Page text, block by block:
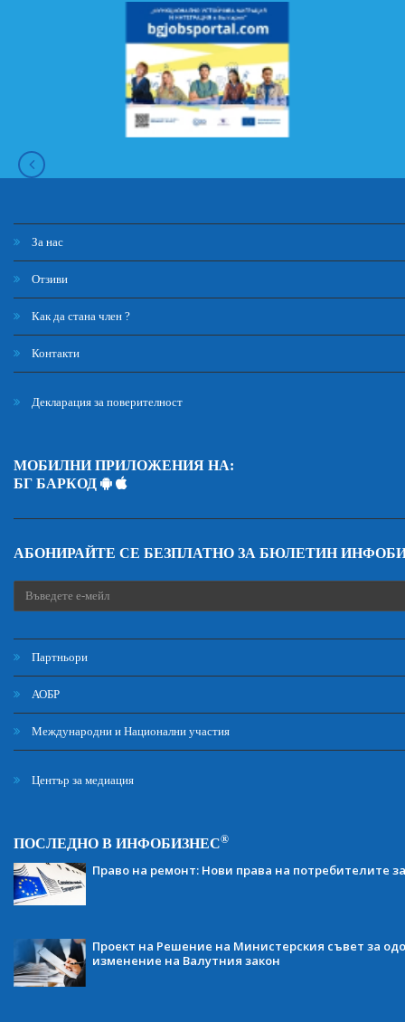
За нас
Отзиви
Как да стана член ?
Контакти
Декларация за поверителност
МОБИЛНИ ПРИЛОЖЕНИЯ НА:
БГ БАРКОД
АБОНИРАЙТЕ СЕ БЕЗПЛАТНО ЗА БЮЛЕТИН
Партньори
АОБР
Международни и Национални участия
Център за медиация
ПОСЛЕДНО В ИНФОБИЗНЕС®
Право на ремонт: Нови права на потребителите
Проект на Решение на Министерския съвет за
изменение на Валутния закон